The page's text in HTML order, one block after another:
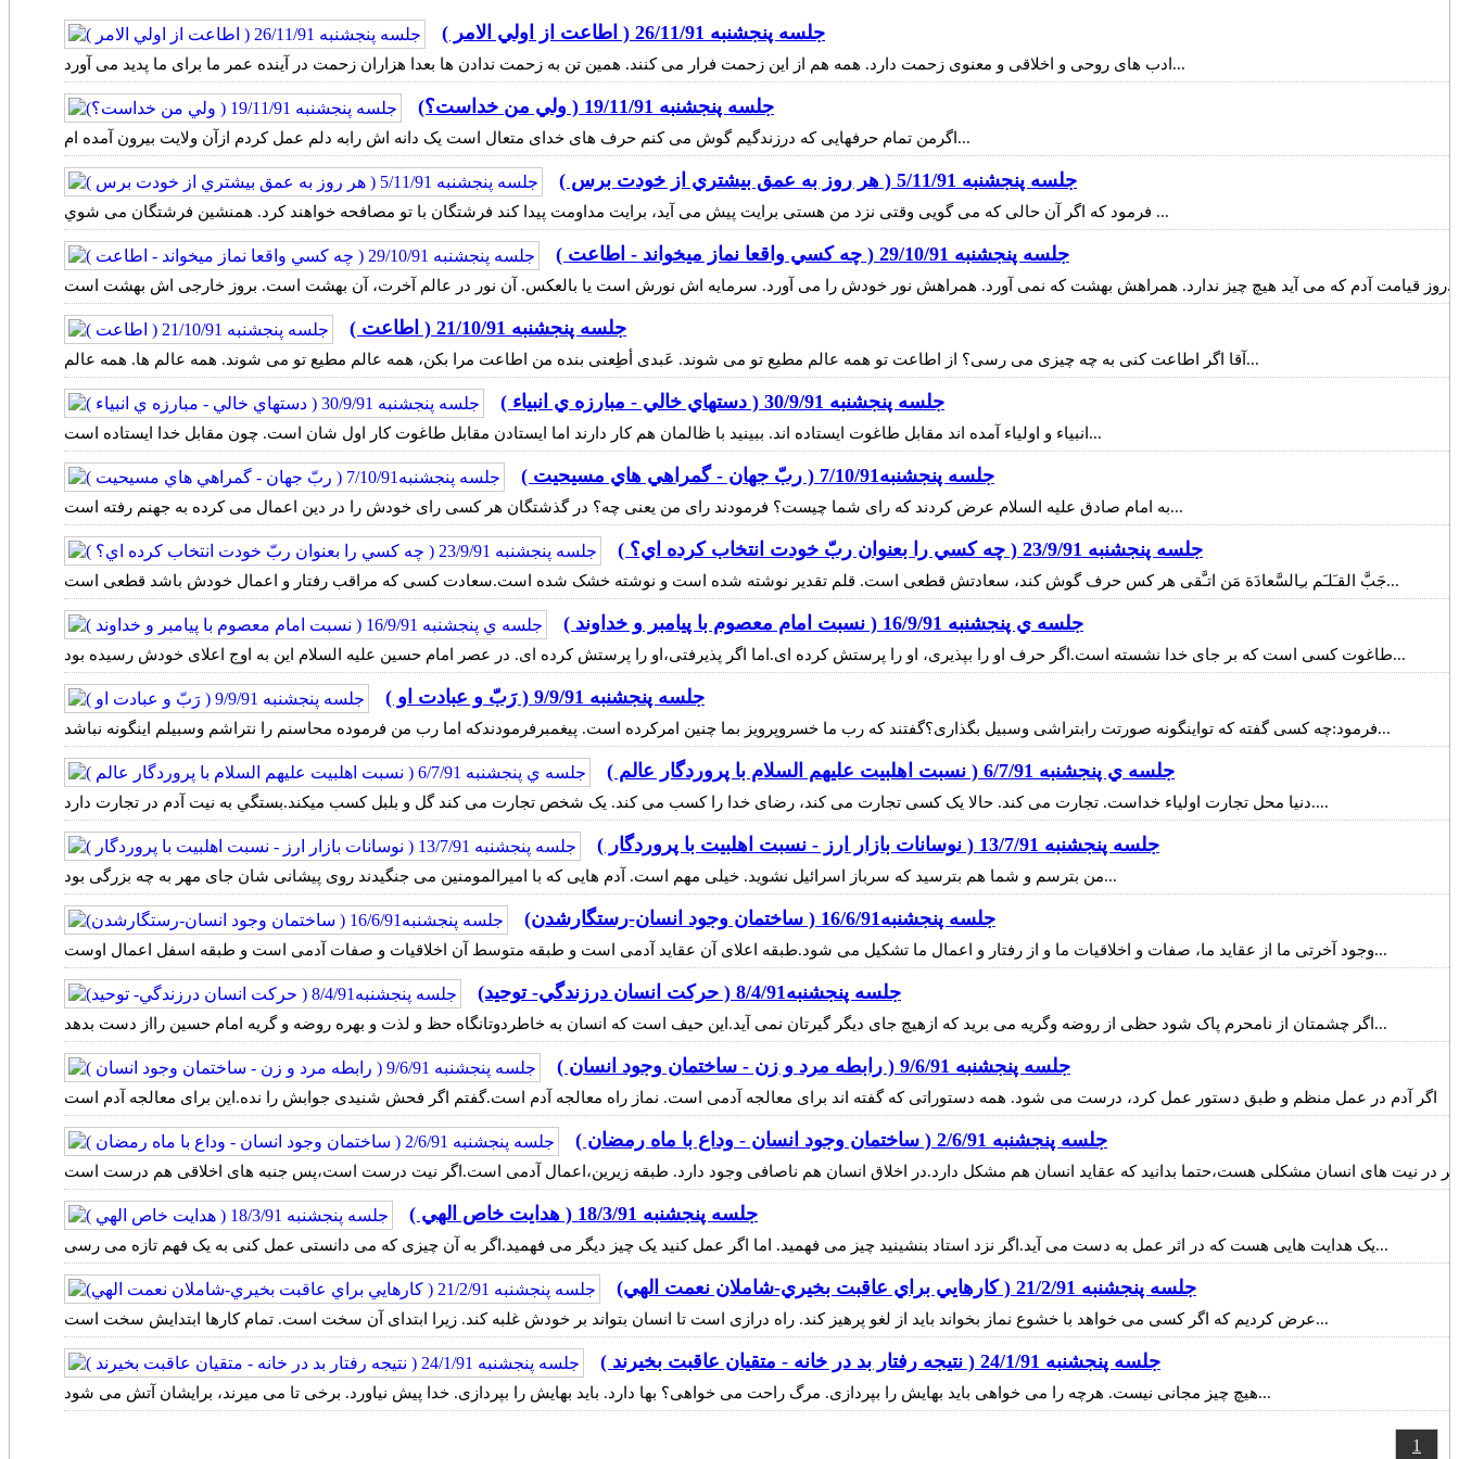
جلسه پنجشنبه 26/11/91 ( اطاعت از اولي الامر )
ادب های روحی و اخلاقی و معنوی زحمت دارد. همه هم از این زحمت فرار می کنند. همین تن به زحمت ندادن ها بعدا هزاران زحمت در آینده عمر ما برای ما پدید می آورد...
جلسه پنجشنبه 19/11/91 ( ولي من خداست؟)
اگرمن تمام حرفهایی که درزندگیم گوش می کنم حرف های خدای متعال است یک دانه اش رابه دلم عمل کردم ازآن ولایت بیرون آمده ام...
جلسه پنجشنبه 5/11/91 ( هر روز به عمق بيشتري از خودت برس )
فرمود که اگر آن حالی که می گویی وقتی نزد من هستی برایت پیش می آید، برایت مداومت پیدا کند فرشتگان با تو مصافحه خواهند کرد. همنشین فرشتگان می شوي ...
جلسه پنجشنبه 29/10/91 ( چه كسي واقعا نماز ميخواند - اطاعت )
روز قیامت آدم که می آید هیچ چیز ندارد. همراهش بهشت که نمی آورد. همراهش نور خودش را می آورد. سرمایه اش نورش است یا بالعکس. آن نور در عالم آخرت، آن بهشت است. بروز خارجی اش بهشت است..
جلسه پنجشنبه 21/10/91 ( اطاعت )
آقا اگر اطاعت کنی به چه چیزی می رسی؟ از اطاعت تو همه عالم مطیع تو می شوند. عَبدی أطِعنی بنده من اطاعت مرا بکن، همه عالم مطیع تو می شوند. همه عالم ها. همه عالم...
جلسه پنجشنبه 30/9/91 ( دستهاي خالي - مبارزه ي انبياء )
انبیاء و اولیاء آمده اند مقابل طاغوت ایستاده اند. ببینید با ظالمان هم کار دارند اما ایستادن مقابل طاغوت کار اول شان است. چون مقابل خدا ایستاده است...
جلسه پنجشنبه7/10/91 ( ربّ جهان - گمراهي هاي مسيحيت )
به امام صادق علیه السلام عرض كردند كه رای شما چیست؟ فرمودند رای من یعنی چه؟ در گذشتگان هر کسی رای خودش را در دین اعمال می کرده به جهنم رفته است...
جلسه پنجشنبه 23/9/91 ( چه كسي را بعنوان ربّ خودت انتخاب كرده اي؟ )
جَبَّ القـَلـَم بـِالسَّعادَة مَن اتـَّقی هر کس حرف گوش کند، سعادتش قطعی است. قلم تقدیر نوشته شده است و نوشته خشک شده است.سعادت کسی که مراقب رفتار و اعمال خودش باشد قطعی است...
جلسه ي پنجشنبه 16/9/91 ( نسبت امام معصوم با پيامبر و خداوند )
طاغوت کسی است که بر جای خدا نشسته است.اگر حرف او را بپذیری، او را پرستش کرده ای.اما اگر پذیرفتی،او را پرستش کرده ای. در عصر امام حسین علیه السلام این به اوج اعلای خودش رسیده بود...
جلسه پنجشنبه 9/9/91 ( رَبّ و عبادت او )
فرمود:چه کسی گفته که تواینگونه صورتت رابتراشی وسبیل بگذاری؟گفتند که رب ما خسروپرویز بما چنین امرکرده است. پیغمبرفرمودندکه اما رب من فرموده محاسنم را نتراشم وسبیلم اینگونه نباشد...
جلسه ي پنجشنبه 6/7/91 ( نسبت اهلبيت عليهم السلام با پروردگار عالم )
دنیا محل تجارت اولیاء خداست. تجارت می کند. حالا یک کسی تجارت می کند، رضای خدا را کسب می کند. یک شخص تجارت می کند گل و بلبل کسب ميكند.بستگي به نيت آدم در تجارت دارد....
جلسه پنجشنبه 13/7/91 ( نوسانات بازار ارز - نسبت اهلبیت با پروردگار )
من بترسم و شما هم بترسید که سرباز اسرائیل نشوید. خیلی مهم است. آدم هایی که با امیرالمومنین می جنگیدند روی پیشانی شان جای مهر به چه بزرگی بود...
جلسه پنجشنبه16/6/91 ( ساختمان وجود انسان-رستگارشدن)
وجود آخرتی ما از عقاید ما، صفات و اخلاقیات ما و از رفتار و اعمال ما تشکیل می شود.طبقه اعلای آن عقاید آدمی است و طبقه متوسط آن اخلاقیات و صفات آدمی است و طبقه اسفل اعمال اوست...
جلسه پنجشنبه8/4/91 ( حركت انسان درزندگي- توحيد)
اگر چشمتان از نامحرم پاک شود حظی از روضه وگریه می برید که ازهیچ جای دیگر گیرتان نمی آید.این حیف است که انسان به خاطردوتانگاه حظ و لذت و بهره روضه و گریه امام حسین رااز دست بدهد...
جلسه پنجشنبه 9/6/91 ( رابطه مرد و زن - ساختمان وجود انسان )
اگر آدم در عمل منظم و طبق دستور عمل کرد، درست می شود. همه دستوراتی که گفته اند برای معالجه آدمی است. نماز راه معالجه آدم است.گفتم اگر فحش شنیدی جوابش را نده.این برای معالجه آدم است
جلسه پنجشنبه 2/6/91 ( ساختمان وجود انسان - وداع با ماه رمضان )
در نیت های انسان مشکلی هست،حتما بدانید که عقاید انسان هم مشکل دارد.در اخلاق انسان هم ناصافی وجود دارد. طبقه زیرین،اعمال آدمی است.اگر نیت درست است،پس جنبه های اخلاقی هم درست است
جلسه پنجشنبه 18/3/91 ( هدايت خاص الهي )
یک هدایت هایی هست که در اثر عمل به دست می آید.اگر نزد استاد بنشینید چیز می فهمید. اما اگر عمل کنید یک چیز دیگر می فهمید.اگر به آن چیزی که می دانستی عمل کنی به یک فهم تازه می رسی...
جلسه پنجشنبه 21/2/91 ( كارهايي براي عاقبت بخيري-شاملان نعمت الهي)
عرض کردیم که اگر کسی می خواهد با خشوع نماز بخواند باید از لغو پرهیز کند. راه درازی است تا انسان بتواند بر خودش غلبه کند. زیرا ابتدای آن سخت است. تمام کارها ابتدایش سخت است...
جلسه پنجشنبه 24/1/91 ( نتيجه رفتار بد در خانه - متقيان عاقبت بخيرند )
هیچ چیز مجانی نیست. هرچه را می خواهی باید بهایش را بپردازی. مرگ راحت می خواهی؟ بها دارد. باید بهایش را بپردازی. خدا پیش نیاورد. برخی تا می میرند، برایشان آتش می شود...
1